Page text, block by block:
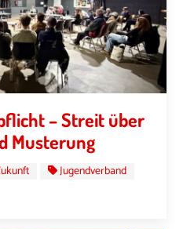
– Streit über
Musterung
Jugendverband